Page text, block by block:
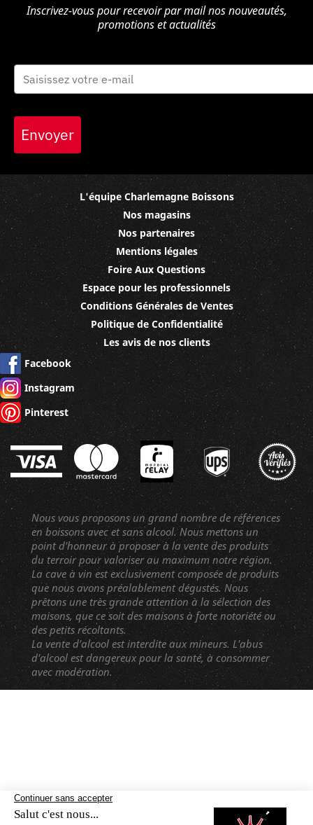
Inscrivez-vous pour recevoir par mail nos nouveautés,
promotions et actualités
Envoyer
L'équipe Charlemagne Boissons
Nos magasins
Nos partenaires
Mentions légales
Foire Aux Questions
Espace pour les professionnels
Conditions Générales de Ventes
Politique de Confidentialité
Les avis de nos clients
Facebook
Instagram
Pinterest
Nous vous proposons un grand nombre de références
en boissons avec et sans alcool. Nous mettons un
point d'honneur à proposer à la vente des produits
du terroir pour valoriser au maximum notre région.
La cave à vin est exclusivement composée de produits
que nous avons préalablement dégustés. Nous
prêtons une très grande attention à la sélection des
maisons, que ce soit des maisons à forte notoriété ou
des petits récoltants.
La vente d'alcool est interdite aux mineurs. L'abus
d'alcool est dangereux pour la santé, à consommer
avec modération.